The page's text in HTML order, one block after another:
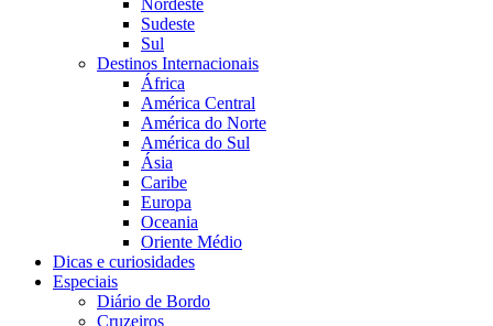
Nordeste
Sudeste
Sul
Destinos Internacionais
África
América Central
América do Norte
América do Sul
Ásia
Caribe
Europa
Oceania
Oriente Médio
Dicas e curiosidades
Especiais
Diário de Bordo
Cruzeiros